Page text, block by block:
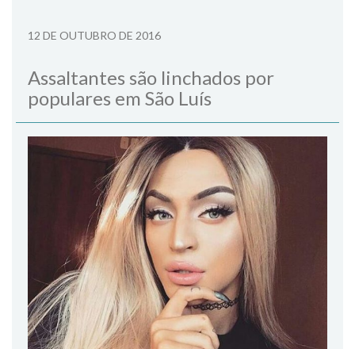
12 DE OUTUBRO DE 2016
Assaltantes são linchados por
populares em São Luís